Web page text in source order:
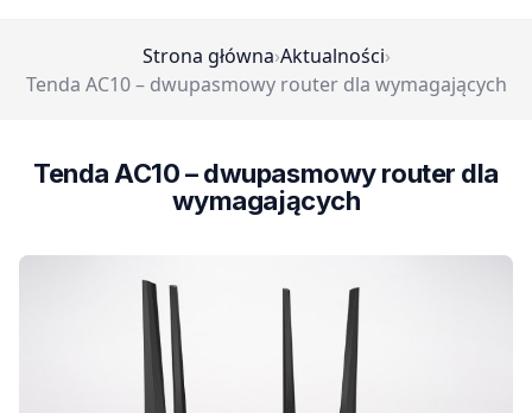
Strona główna›Aktualności›
Tenda AC10 – dwupasmowy router dla wymagających
Tenda AC10 – dwupasmowy router dla
wymagających